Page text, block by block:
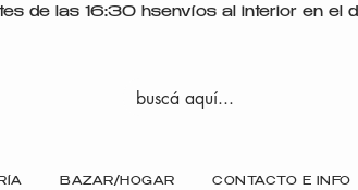
BAZAR/HOGAR CONTACTO E INFO